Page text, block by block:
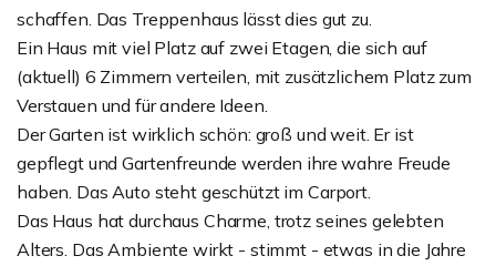
schaffen. Das Treppenhaus lässt dies gut zu.
Ein Haus mit viel Platz auf zwei Etagen, die sich auf
(aktuell) 6 Zimmern verteilen, mit zusätzlichem Platz zum
Verstauen und für andere Ideen.
Der Garten ist wirklich schön: groß und weit. Er ist
gepflegt und Gartenfreunde werden ihre wahre Freude
haben. Das Auto steht geschützt im Carport.
Das Haus hat durchaus Charme, trotz seines gelebten
Alters. Das Ambiente wirkt - stimmt - etwas in die Jahre